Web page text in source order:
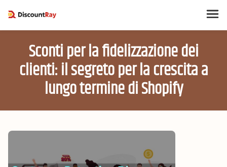
Sconti per la fidelizzazione dei
clienti: il segreto per la crescita a
lungo termine di Shopify